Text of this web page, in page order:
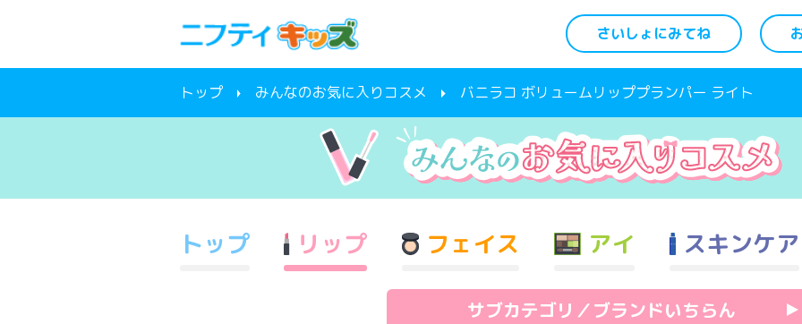
さいしょにみてね
トップ みんなのお気に入りコスメ バニラコ ボリュームリッププランパー ライト
トップ リップ フェイス アイ スキンケア
サブカテゴリ／ブランドいちらん